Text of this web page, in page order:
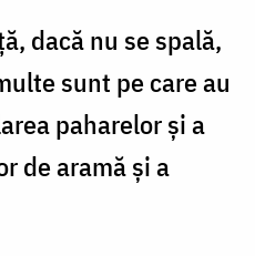
dacă nu se spală,
sunt pe care au
paharelor şi a
de aramă şi a